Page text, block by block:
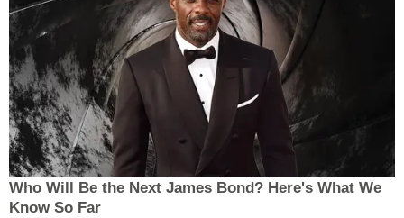
Who Will Be the Next James Bond? Here's What We
Know So Far